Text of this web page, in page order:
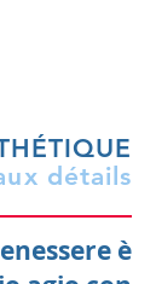
détails
è